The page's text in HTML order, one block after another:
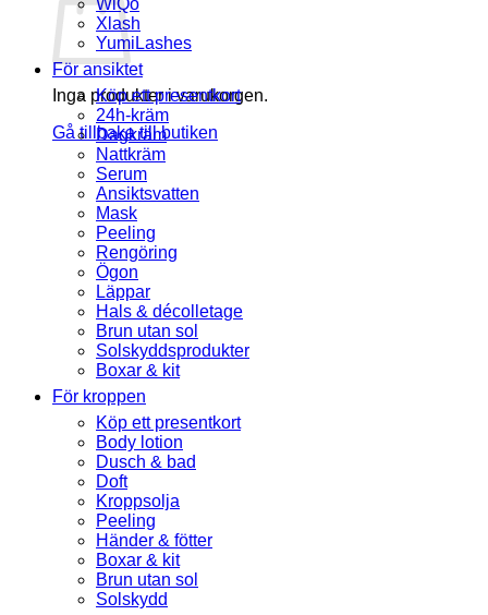
Inga produkter i varukorgen.
Gå tillbaka till butiken
WiQo
Xlash
YumiLashes
För ansiktet
Köp ett presentkort
24h-kräm
Dagkräm
Nattkräm
Serum
Ansiktsvatten
Mask
Peeling
Rengöring
Ögon
Läppar
Hals & décolletage
Brun utan sol
Solskyddsprodukter
Boxar & kit
För kroppen
Köp ett presentkort
Body lotion
Dusch & bad
Doft
Kroppsolja
Peeling
Händer & fötter
Boxar & kit
Brun utan sol
Solskydd